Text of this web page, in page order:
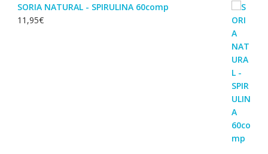
SORIA NATURAL - SPIRULINA 60comp
11,95€